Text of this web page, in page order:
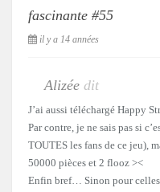
fascinante #55
il y a 14 années
Alizée dit
J’ai aussi téléchargé Happy
Par contre, je ne sais pas si
TOUTES les fans de ce jeu),
50000 pièces et 2 flooz ><
Enfin bref… Sinon pour